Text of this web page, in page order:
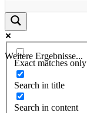
Weitere Ergebnisse...
Exact matches only
Search in title
Search in content